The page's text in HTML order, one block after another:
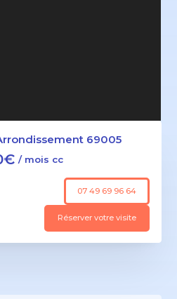
69005
/ mois cc
07 49 69 96 64
Réserver votre visite